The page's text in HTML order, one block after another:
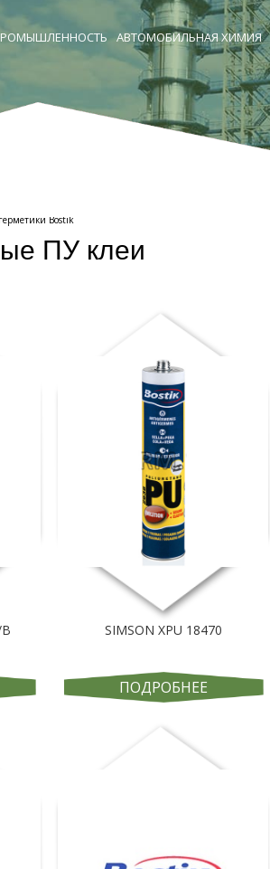
АВТОМОБИЛЬНАЯ ХИМИЯ
Bostik
ПУ клеи
SIMSON XPU 18470
ПОДРОБНЕЕ